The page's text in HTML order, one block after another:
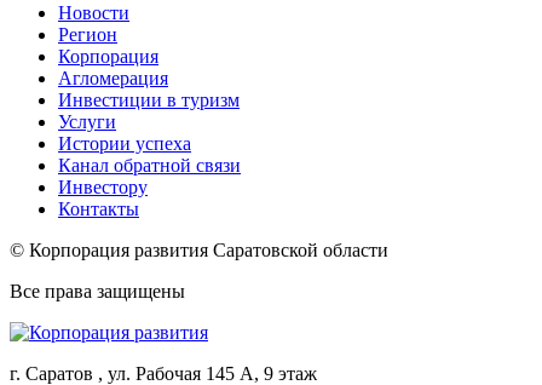
Новости
Регион
Корпорация
Агломерация
Инвестиции в туризм
Услуги
Истории успеха
Канал обратной связи
Инвестору
Контакты
© Корпорация развития Саратовской области
Все права защищены
г. Саратов , ул. Рабочая 145 А, 9 этаж